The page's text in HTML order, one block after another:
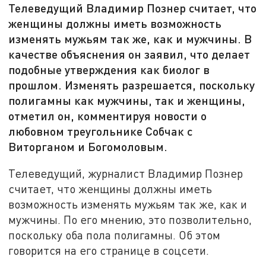
Телеведущий Владимир Познер считает, что
женщины должны иметь возможность
изменять мужьям так же, как и мужчины. В
качестве объяснения он заявил, что делает
подобные утверждения как биолог в
прошлом. Изменять разрешается, поскольку
полигамны как мужчины, так и женщины,
отметил он, комментируя новости о
любовном треугольнике Собчак с
Виторганом и Богомоловым.
Телеведущий, журналист Владимир Познер
считает, что женщины должны иметь
возможность изменять мужьям так же, как и
мужчины. По его мнению, это позволительно,
поскольку оба пола полигамны. Об этом
говорится на его странице в соцсети.